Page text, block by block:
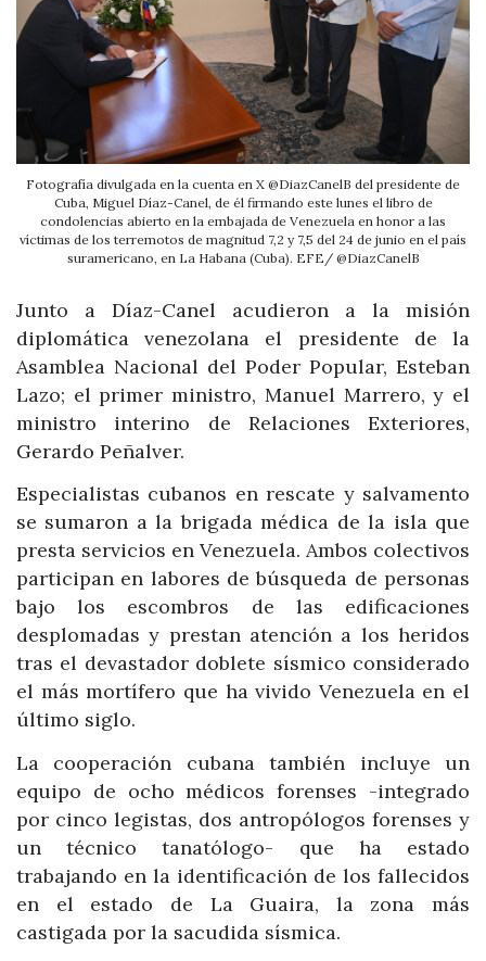
Fotografía divulgada en la cuenta en X @DiazCanelB del presidente de
Cuba, Miguel Díaz-Canel, de él firmando este lunes el libro de
condolencias abierto en la embajada de Venezuela en honor a las
víctimas de los terremotos de magnitud 7,2 y 7,5 del 24 de junio en el país
suramericano, en La Habana (Cuba). EFE/ @DiazCanelB
Junto a Díaz-Canel acudieron a la misión
diplomática venezolana el presidente de la
Asamblea Nacional del Poder Popular, Esteban
Lazo; el primer ministro, Manuel Marrero, y el
ministro interino de Relaciones Exteriores,
Gerardo Peñalver.
Especialistas cubanos en rescate y salvamento
se sumaron a la brigada médica de la isla que
presta servicios en Venezuela. Ambos colectivos
participan en labores de búsqueda de personas
bajo los escombros de las edificaciones
desplomadas y prestan atención a los heridos
tras el devastador doblete sísmico considerado
el más mortífero que ha vivido Venezuela en el
último siglo.
La cooperación cubana también incluye un
equipo de ocho médicos forenses -integrado
por cinco legistas, dos antropólogos forenses y
un técnico tanatólogo- que ha estado
trabajando en la identificación de los fallecidos
en el estado de La Guaira, la zona más
castigada por la sacudida sísmica.